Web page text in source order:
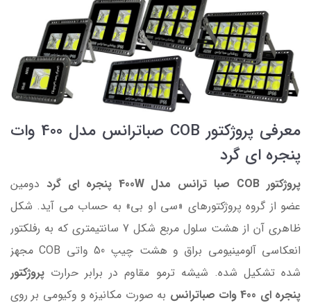
معرفی پروژکتور COB صباترانس مدل 400 وات
پنجره ای گرد
پروژکتور COB صبا ترانس مدل 400W پنجره ای گرد
دومین
عضو از گروه پروژکتورهای «سی او بی» به حساب می آید. شکل
ظاهری آن از هشت سلول مربع شکل 7 سانتیمتری که به رفلکتور
انعکاسی آلومینیومی براق و هشت چیپ 50 واتی COB مجهز
شده تشکیل شده. شیشه ترمو مقاوم در برابر حرارت پروژکتور
پنجره ای 400 وات صباترانس
به صورت مکانیزه و وکیومی بر روی